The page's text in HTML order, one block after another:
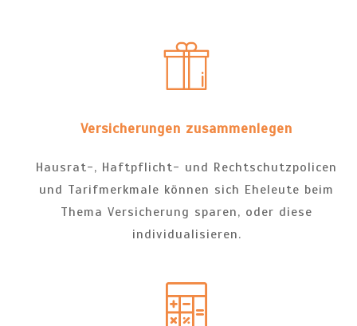
Versicherungen zusammenlegen
Hausrat-, Haftpflicht- und Rechtschutzpolicen
und Tarifmerkmale können sich Eheleute beim
Thema Versicherung sparen, oder diese
individualisieren.